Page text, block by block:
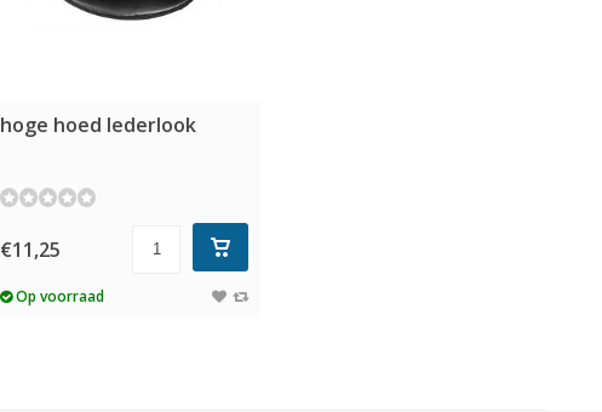
hoge hoed lederlook
€11,25
Op voorraad